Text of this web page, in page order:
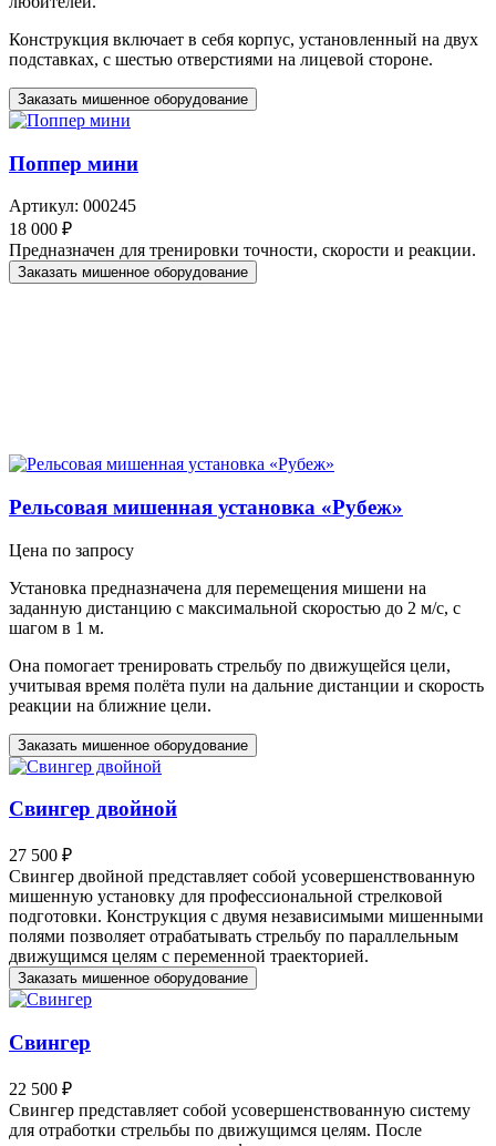
Конструкция включает в себя корпус, установленный на двух
подставках, с шестью отверстиями на лицевой стороне.
Заказать мишенное оборудование
Поппер мини
Артикул: 000245
18 000 ₽
Предназначен для тренировки точности, скорости и реакции.
Заказать мишенное оборудование
Рельсовая мишенная установка «Рубеж»
Цена по запросу
Установка предназначена для перемещения мишени на
заданную дистанцию с максимальной скоростью до 2 м/с, с
шагом в 1 м.
Она помогает тренировать стрельбу по движущейся цели,
учитывая время полёта пули на дальние дистанции и скорость
реакции на ближние цели.
Заказать мишенное оборудование
Свингер двойной
27 500 ₽
Свингер двойной представляет собой усовершенствованную
мишенную установку для профессиональной стрелковой
подготовки. Конструкция с двумя независимыми мишенными
полями позволяет отрабатывать стрельбу по параллельным
движущимся целям с переменной траекторией.
Заказать мишенное оборудование
Свингер
22 500 ₽
Свингер представляет собой усовершенствованную систему
для отработки стрельбы по движущимся целям. После